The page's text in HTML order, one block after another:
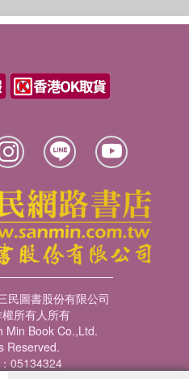
民圖書股份有限公司
所有人所有
Min Book Co.,Ltd.
Reserved.
05134324